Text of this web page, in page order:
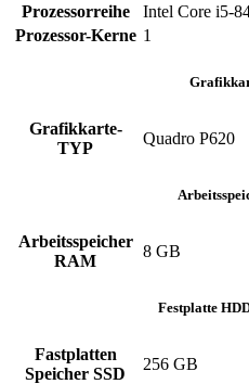
Prozessorreihe
Intel Core i5-
Prozessor-Kerne 1
Grafikkarte-
TYP
Quadro P620
Arbeitsspeicher
RAM
8 GB
Festplatte
Fastplatten
Speicher SSD
256 GB